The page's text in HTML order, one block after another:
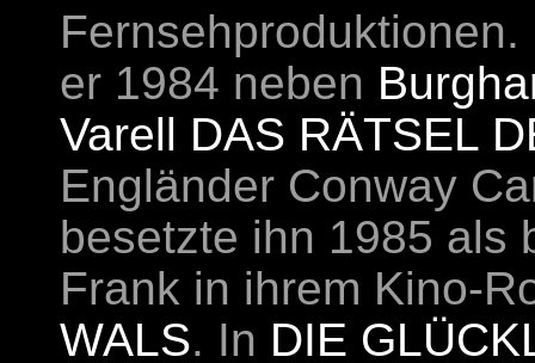
er 1984 neben
Varell DAS RÄTSEL
Engländer Conway
besetzte ihn 1985 als
Frank in ihrem Kino-
WALS. In DIE